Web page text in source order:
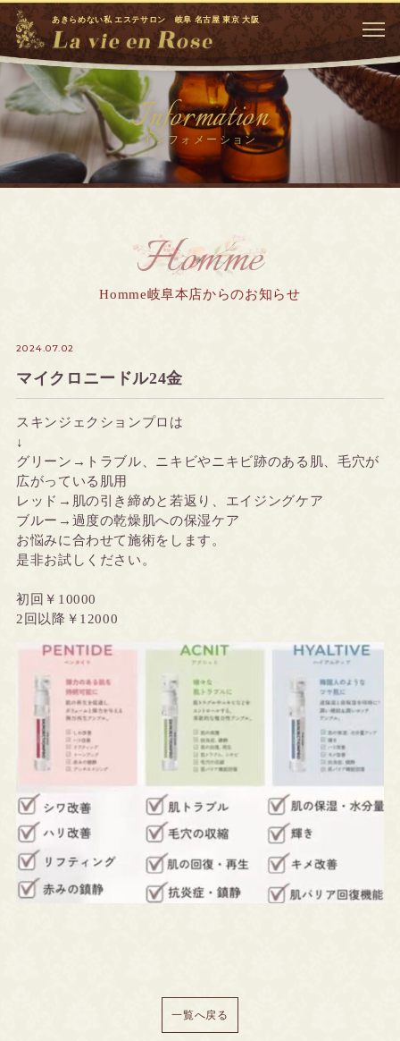
あきらめない私 エステサロン 岐阜 名古屋 東京 大阪
Information
インフォメーション
Homme
Homme岐阜本店からのお知らせ
2024.07.02
マイクロニードル24金
スキンジェクションプロは
↓
グリーン→トラブル、ニキビやニキビ跡のある肌、毛穴が
広がっている肌用
レッド→肌の引き締めと若返り、エイジングケア
ブルー→過度の乾燥肌への保湿ケア
お悩みに合わせて施術をします。
是非お試しください。
初回￥10000
2回以降￥12000
一覧へ戻る